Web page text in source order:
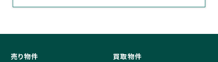
売り物件 買取物件